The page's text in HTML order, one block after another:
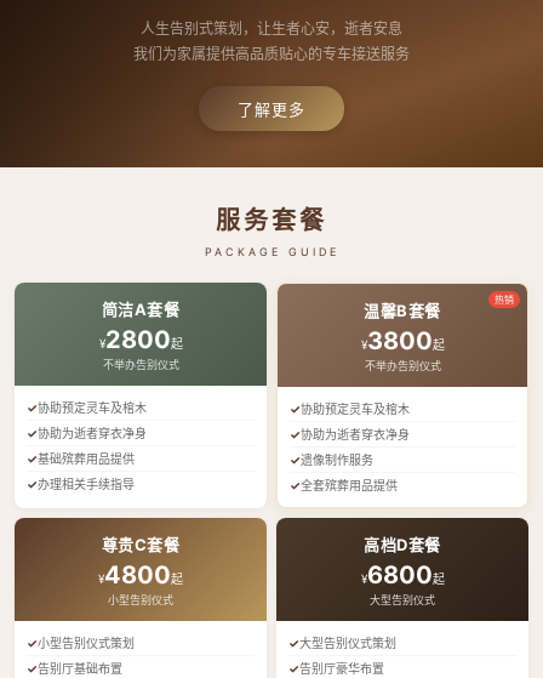
人生告别式策划，让生者心安，逝者安息
我们为家属提供高品质贴心的专车接送服务
了解更多
服务套餐
PACKAGE GUIDE
简洁A套餐
¥2800起
不举办告别仪式
协助预定灵车及棺木
协助为逝者穿衣净身
基础殡葬用品提供
办理相关手续指导
热销
温馨B套餐
¥3800起
不举办告别仪式
协助预定灵车及棺木
协助为逝者穿衣净身
遗像制作服务
全套殡葬用品提供
尊贵C套餐
¥4800起
小型告别仪式
小型告别仪式策划
告别厅基础布置
高档D套餐
¥6800起
大型告别仪式
大型告别仪式策划
告别厅豪华布置